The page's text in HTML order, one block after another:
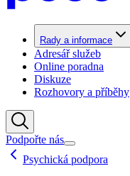
Rady a informace
Adresář služeb
Online poradna
Diskuze
Rozhovory a příběhy
Podpořte nás
Psychická podpora